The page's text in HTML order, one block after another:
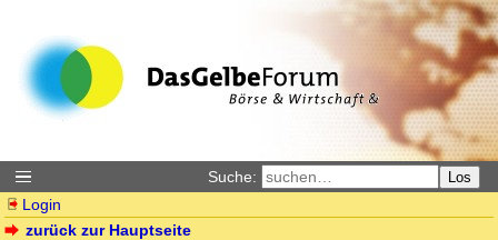
Suche: Los
Login
zurück zur Hauptseite